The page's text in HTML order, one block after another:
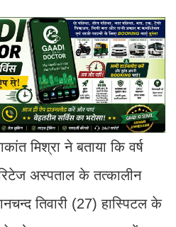
मिश्रा ने बताया कि वर्ष
अस्पताल के तत्कालीन
तिवारी (27) हास्पिटल के